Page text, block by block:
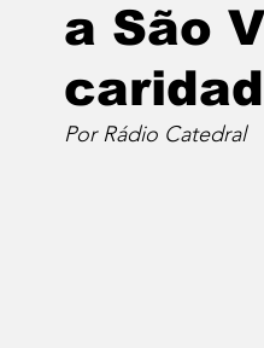
a São
Por Rádio Catedral